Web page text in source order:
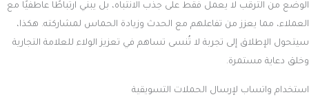
الوضع من الترقب لا يعمل فقط على جذب الانتباه، بل يبني ارتباطًا عاطفيًا مع
العملاء، مما يعزز من تفاعلهم مع الحدث وزيادة الحماس لمشاركته. هكذا،
سيتحول الإطلاق إلى تجربة لا تُنسى تساهم في تعزيز الولاء للعلامة التجارية
وخلق دعاية مستمرة.
استخدام واتساب لإرسال الحملات التسويقية